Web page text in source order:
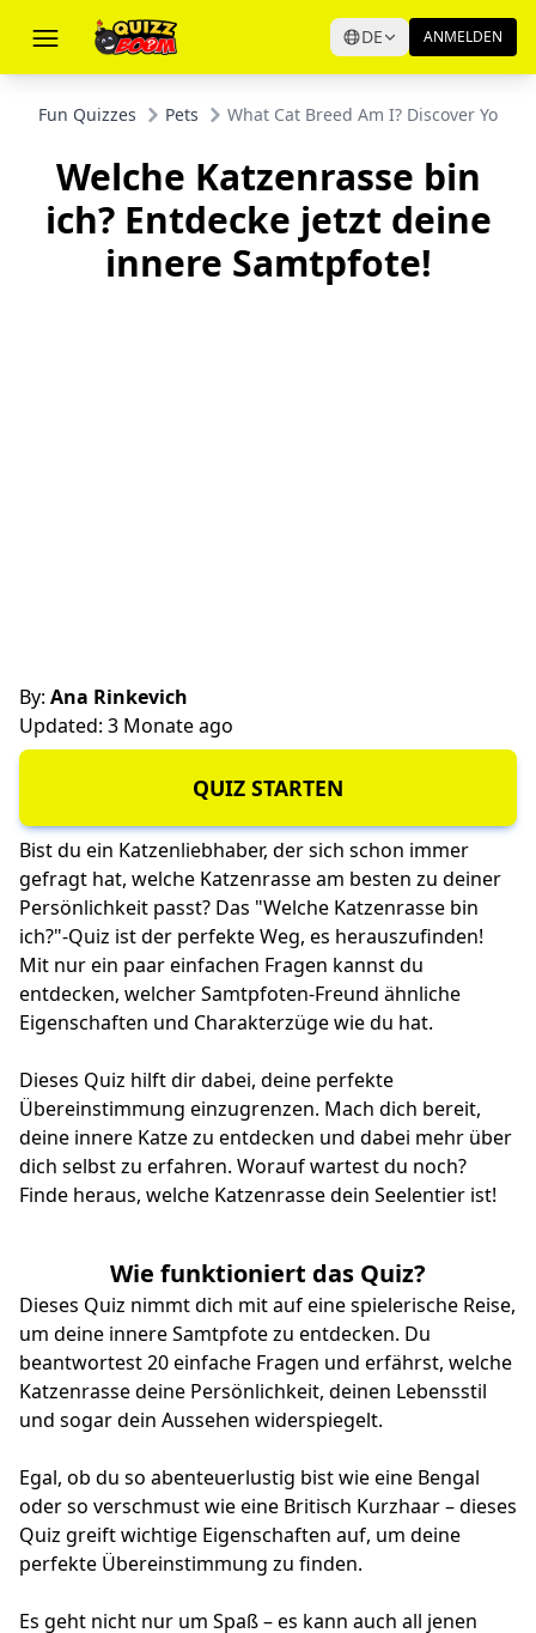
DE ANMELDEN
Fun Quizzes Pets What Cat Breed Am I? Discover Your
Welche Katzenrasse bin
ich? Entdecke jetzt deine
innere Samtpfote!
By: Ana Rinkevich
Updated: 3 Monate ago
QUIZ STARTEN
Bist du ein Katzenliebhaber, der sich schon immer
gefragt hat, welche Katzenrasse am besten zu deiner
Persönlichkeit passt? Das "Welche Katzenrasse bin
ich?"-Quiz ist der perfekte Weg, es herauszufinden!
Mit nur ein paar einfachen Fragen kannst du
entdecken, welcher Samtpfoten-Freund ähnliche
Eigenschaften und Charakterzüge wie du hat.
Dieses Quiz hilft dir dabei, deine perfekte
Übereinstimmung einzugrenzen. Mach dich bereit,
deine innere Katze zu entdecken und dabei mehr über
dich selbst zu erfahren. Worauf wartest du noch?
Finde heraus, welche Katzenrasse dein Seelentier ist!
Wie funktioniert das Quiz?
Dieses Quiz nimmt dich mit auf eine spielerische Reise,
um deine innere Samtpfote zu entdecken. Du
beantwortest 20 einfache Fragen und erfährst, welche
Katzenrasse deine Persönlichkeit, deinen Lebensstil
und sogar dein Aussehen widerspiegelt.
Egal, ob du so abenteuerlustig bist wie eine Bengal
oder so verschmust wie eine Britisch Kurzhaar – dieses
Quiz greift wichtige Eigenschaften auf, um deine
perfekte Übereinstimmung zu finden.
Es geht nicht nur um Spaß – es kann auch all jenen